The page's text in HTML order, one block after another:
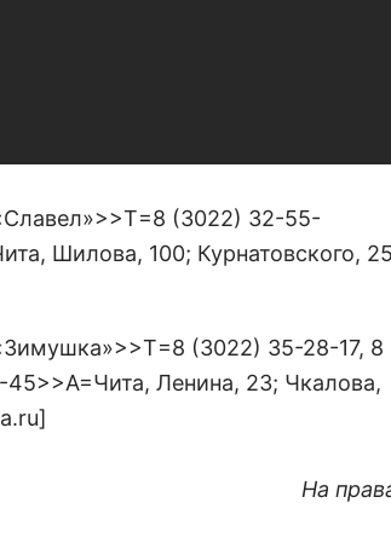
(3022) 32-55-
Шилова, 100; Курнатовского,
(3022) 35-28-17,
Ленина, 23; Чкалова,
На